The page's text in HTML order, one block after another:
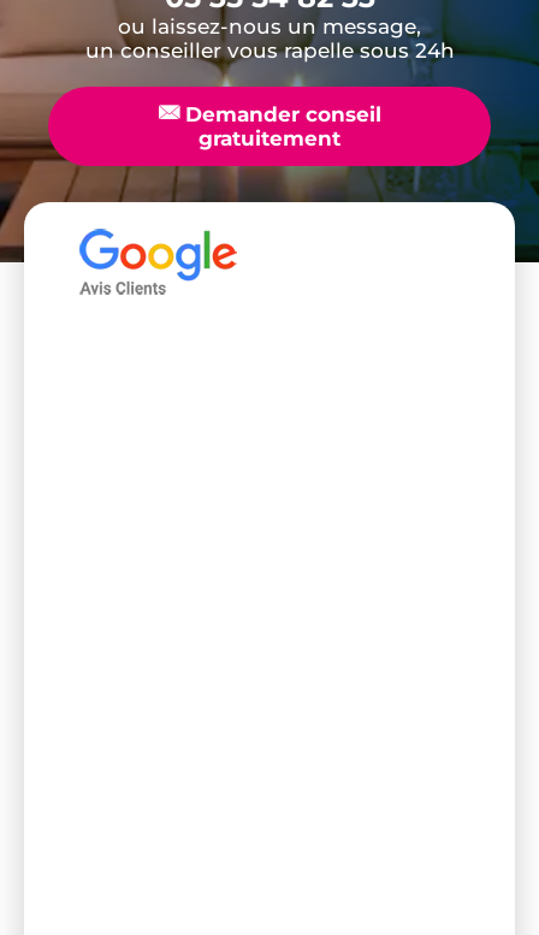
ou laissez-nous un message,
un conseiller vous rapelle sous 24h
📧Demander conseil
gratuitement